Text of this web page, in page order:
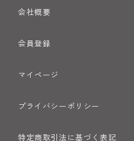
会社概要
会員登録
マイページ
プライバシーポリシー
特定商取引法に基づく表記